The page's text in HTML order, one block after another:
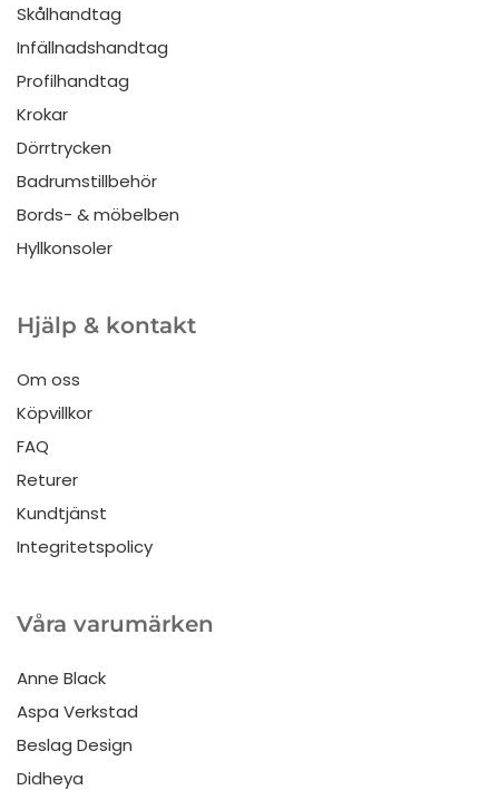
Skålhandtag
Infällnadshandtag
Profilhandtag
Krokar
Dörrtrycken
Badrumstillbehör
Bords- & möbelben
Hyllkonsoler
Hjälp & kontakt
Om oss
Köpvillkor
FAQ
Returer
Kundtjänst
Integritetspolicy
Våra varumärken
Anne Black
Aspa Verkstad
Beslag Design
Didheya